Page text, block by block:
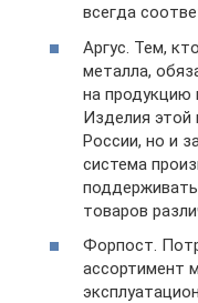
всегда
Аргус. Тем,
металла,
на продукцию
Изделия этой
России, но и
система
товаров
Форпост.
ассортимент